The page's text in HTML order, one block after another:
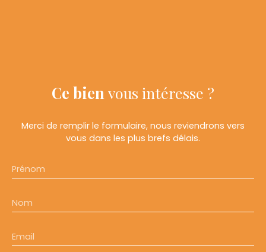
Ce bien vous intéresse ?
Merci de remplir le formulaire, nous reviendrons vers
vous dans les plus brefs délais.
Prénom
Nom
Email